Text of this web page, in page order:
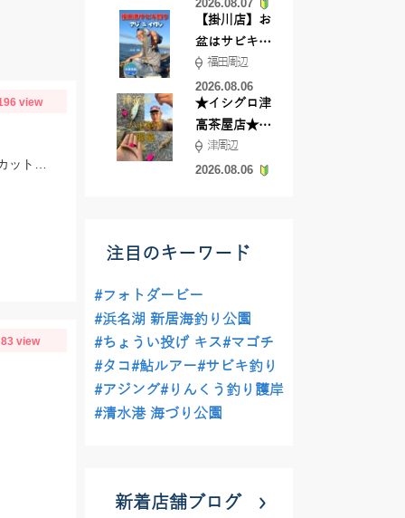
view
83 view
2026.08.07
【掛川店】お
盆はサビキ釣
りいきません
か?
福田周辺
2026.08.06
★イシグロ津
高茶屋店★津
近郊ハゼ釣れ
てます！
津周辺
2026.08.06
注目のキーワード
#フォトダービー
#浜名湖 新居海釣り公園
#ちょうい投げ キス#マゴチ
#タコ#鮎ルアー#サビキ釣り
#アジング#りんくう釣り護岸
#清水港 海づり公園
新着店舗ブログ